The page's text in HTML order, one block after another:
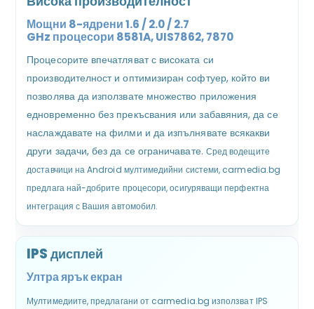
Мощни 8-ядрени 1.6 / 2.0 / 2.7
GHz процесори 8581A, UIS7862, 7870
Процесорите впечатляват с високата си
производителност и оптимизиран софтуер, който ви
позволява да използвате множество приложения
едновременно без прекъсвания или забавяния, да се
наслаждавате на филми и да изпълнявате всякакви
други задачи, без да се ограничавате. Сред водещите
доставчици на Android мултимедийни системи, carmedia.bg
предлага най-добрите процесори, осигуряващи перфектна
интеграция с Вашия автомобил.
IPS дисплей
Ултра ярък екран
Мултимедиите, предлагани от carmedia.bg използват IPS